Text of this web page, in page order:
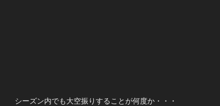
シーズン内でも大空振りすることが何度か・・・